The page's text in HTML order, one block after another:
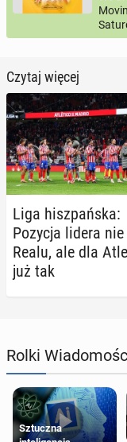
Czytaj więcej
Liga hisz­pań­ska:
Pozycja lidera
Realu, ale dla
już tak
Rolki
Sztuczna